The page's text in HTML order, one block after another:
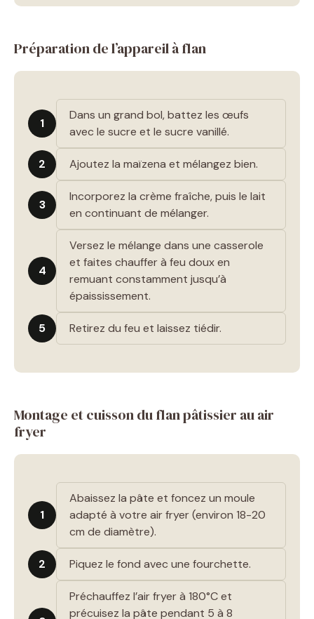
Préparation de l’appareil à flan
1
Dans un grand bol, battez les œufs
avec le sucre et le sucre vanillé.
2 Ajoutez la maïzena et mélangez bien.
3
Incorporez la crème fraîche, puis le lait
en continuant de mélanger.
4
Versez le mélange dans une casserole
et faites chauffer à feu doux en
remuant constamment jusqu’à
épaississement.
5 Retirez du feu et laissez tiédir.
Montage et cuisson du flan pâtissier au air
fryer
1
Abaissez la pâte et foncez un moule
adapté à votre air fryer (environ 18-20
cm de diamètre).
2 Piquez le fond avec une fourchette.
Préchauffez l’air fryer à 180°C et
précuisez la pâte pendant 5 à 8